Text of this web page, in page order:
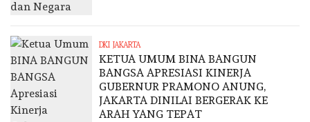
DKI JAKARTA
KETUA UMUM BINA BANGUN
BANGSA APRESIASI KINERJA
GUBERNUR PRAMONO ANUNG,
JAKARTA DINILAI BERGERAK KE
ARAH YANG TEPAT